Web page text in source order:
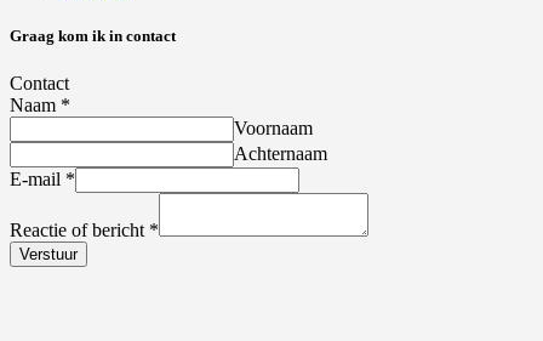
Graag kom ik in contact
Contact
Naam *
Voornaam
Achternaam
E-mail *
Reactie of bericht *
Verstuur